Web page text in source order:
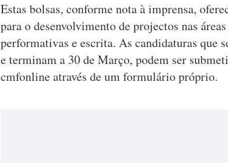
Estas bolsas, conforme nota à imprensa,
para o desenvolvimento de projectos nas
performativas e escrita. As candidaturas que
e terminam a 30 de Março, podem ser
cmfonline através de um formulário próprio.